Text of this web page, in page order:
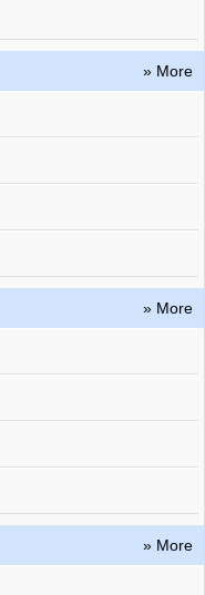
» More
» More
» More